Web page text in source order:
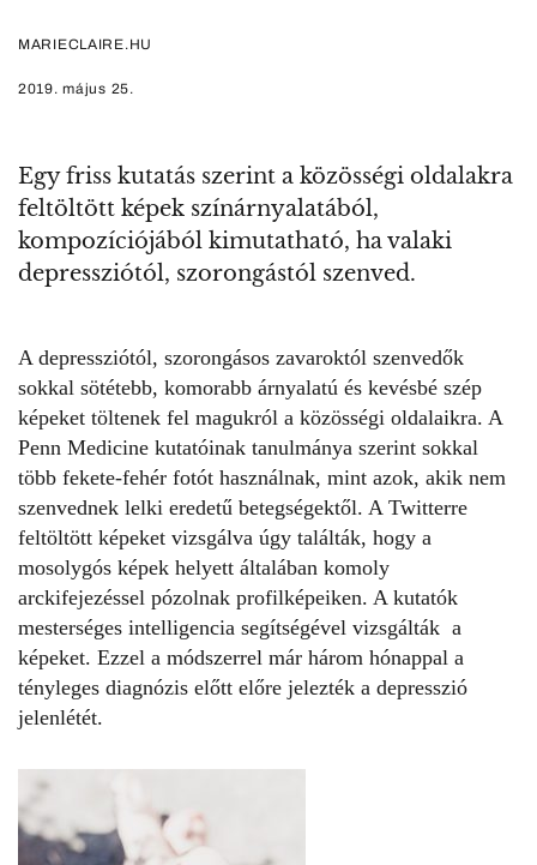
MARIECLAIRE.HU
2019. május 25.
Egy friss kutatás szerint a közösségi oldalakra
feltöltött képek színárnyalatából,
kompozíciójából kimutatható, ha valaki
depressziótól, szorongástól szenved.
A depressziótól, szorongásos zavaroktól szenvedők
sokkal sötétebb, komorabb árnyalatú és kevésbé szép
képeket töltenek fel magukról a közösségi oldalaikra. A
Penn Medicine kutatóinak tanulmánya szerint sokkal
több fekete-fehér fotót használnak, mint azok, akik nem
szenvednek lelki eredetű betegségektől. A Twitterre
feltöltött képeket vizsgálva úgy találták, hogy a
mosolygós képek helyett általában komoly
arckifejezéssel pózolnak profilképeiken. A kutatók
mesterséges intelligencia segítségével vizsgálták a
képeket. Ezzel a módszerrel már három hónappal a
tényleges diagnózis előtt előre jelezték a depresszió
jelenlétét.